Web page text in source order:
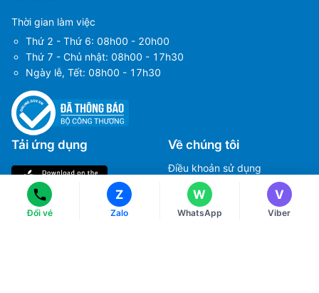
Thời gian làm việc
Thứ 2 - Thứ 6: 08h00 - 20h00
Thứ 7 - Chủ nhật: 08h00 - 17h30
Ngày lễ, Tết: 08h00 - 17h30
Tải ứng dụng Về chúng tôi
Điều khoản sử dụng
Chính sách bảo mật
Hướng dẫn đặt vé máy bay
Đổi vé
Z
Zalo
W
WhatsApp
Ms Hằng
(+84) 70 854 1213
V
Viber
Ms Huỳnh